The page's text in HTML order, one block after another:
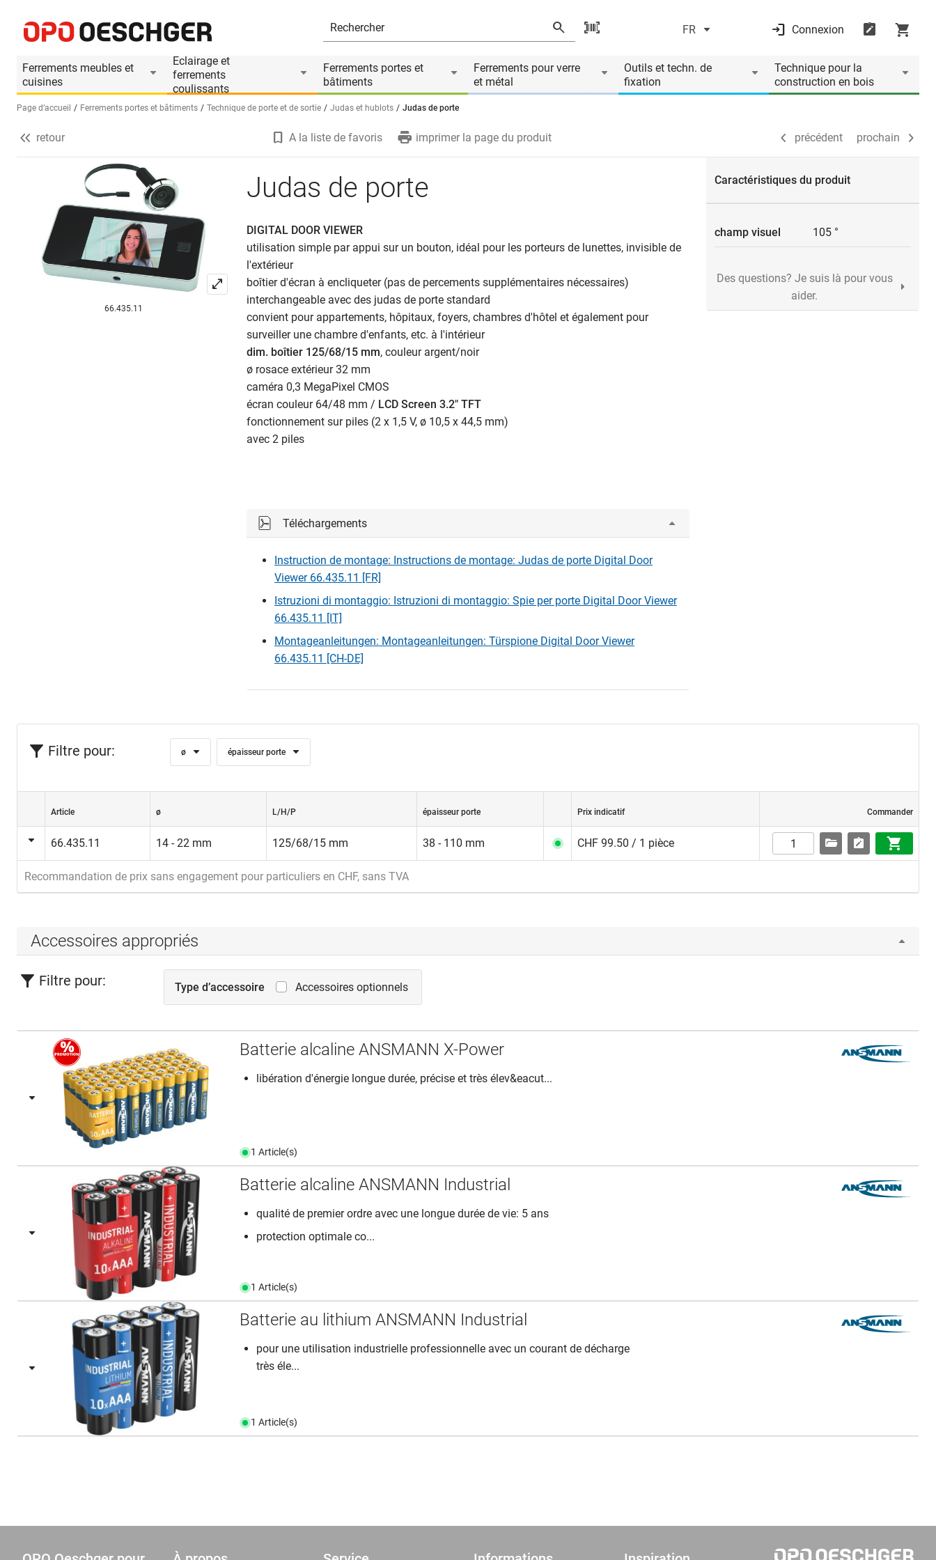
FR Connexion
Ferrements meubles et
cuisines
Eclairage et
ferrements
coulissants
Ferrements portes et
bâtiments
Ferrements pour verre
et métal
Outils et techn. de
fixation
Technique pour la
construction en bois
Sélectionnez une langue (FR)
Page d’accueil Ferrements portes et bâtiments Technique de porte et de sortie Judas et hublots Judas de porte
Informations produit
Accessoires appropriés précédent prochain
retour A la liste de favoris imprimer la page du produit précédent prochain
66.435.11
Judas de porte
DIGITAL DOOR VIEWER
utilisation simple par appui sur un bouton, idéal pour les porteurs de lunettes, invisible de
l'extérieur
boîtier d'écran à encliqueter (pas de percements supplémentaires nécessaires)
interchangeable avec des judas de porte standard
convient pour appartements, hôpitaux, foyers, chambres d'hôtel et également pour
surveiller une chambre d'enfants, etc. à l'intérieur
dim. boîtier 125/68/15 mm, couleur argent/noir
ø rosace extérieur 32 mm
caméra 0,3 MegaPixel CMOS
écran couleur 64/48 mm / LCD Screen 3.2" TFT
fonctionnement sur piles (2 x 1,5 V, ø 10,5 x 44,5 mm)
avec 2 piles
Téléchargements
Instruction de montage: Instructions de montage: Judas de porte Digital Door
Viewer 66.435.11 [FR]
Istruzioni di montaggio: Istruzioni di montaggio: Spie per porte Digital Door Viewer
66.435.11 [IT]
Montageanleitungen: Montageanleitungen: Türspione Digital Door Viewer
66.435.11 [CH-DE]
Caractéristiques du produit
champ visuel 105 °
Des questions? Je suis là pour vous
aider.
Filtre pour: ø épaisseur porte
Article ø L/H/P épaisseur porte Prix indicatif Commander
66.435.11 14 - 22 mm 125/68/15 mm 38 - 110 mm CHF 99.50 / 1 pièce
Recommandation de prix sans engagement pour particuliers en CHF, sans TVA
Accessoires appropriés
Filtre pour: Type d’accessoire Accessoires optionnels
Batterie alcaline ANSMANN X-Power
libération d'énergie longue durée, précise et très élev&eacut...
1 Article(s)
Batterie alcaline ANSMANN Industrial
qualité de premier ordre avec une longue durée de vie: 5 ans
protection optimale co...
1 Article(s)
Batterie au lithium ANSMANN Industrial
pour une utilisation industrielle professionnelle avec un courant de décharge
très éle...
1 Article(s)